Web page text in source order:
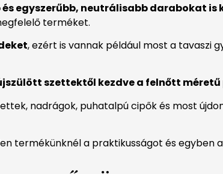
egyszerűbb, neutrálisabb darabokat is
terméket.
, ezért is vannak például most a tavaszi
szettektől kezdve a felnőtt
nadrágok, puhatalpú cipők és most
termékünknél a praktikusságot és egyben